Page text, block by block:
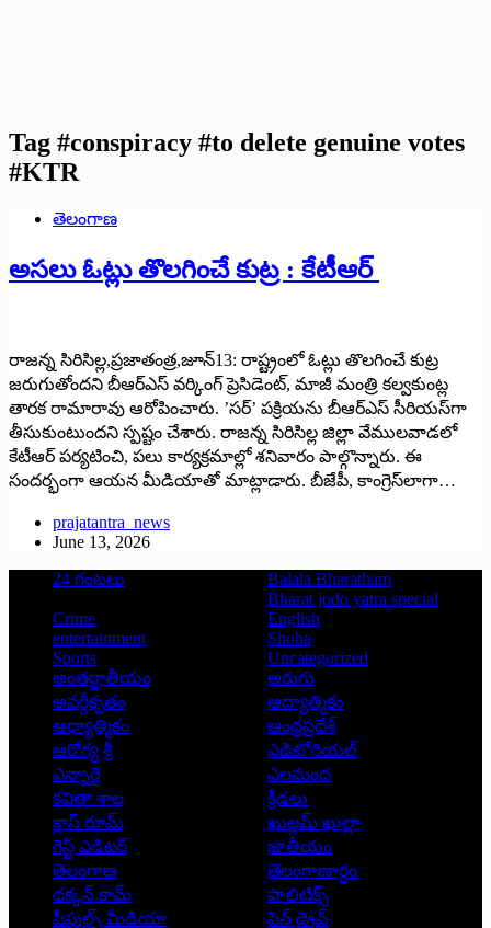
Tag #conspiracy #to delete genuine votes
#KTR
తెలంగాణ
అసలు ఓట్లు తొలగించే కుట్ర : కేటీఆర్‌ ‌
‌రాజన్న సిరిసిల్ల,ప్రజాతంత్ర,జూన్‌13: ‌రాష్ట్రంలో ఓట్లు తొలగించే కుట్ర
జరుగుతోందని బీఆర్‌ఎస్‌ ‌వర్కింగ్‌ ‌ప్రెసిడెంట్‌, ‌మాజీ మంత్రి కల్వకుంట్ల
తారక రామారావు ఆరోపించారు. ’సర్‌’ ‌పక్రియను బీఆర్‌ఎస్‌ ‌సీరియస్‌గా
తీసుకుంటుందని స్పష్టం చేశారు. రాజన్న సిరిసిల్ల జిల్లా వేములవాడలో
కేటీఆర్‌ ‌పర్యటించి, పలు కార్యక్రమాల్లో శనివారం పాల్గొన్నారు. ఈ
సందర్భంగా ఆయన మీడియాతో మాట్లాడారు. బీజేపీ, కాంగ్రెస్‌లాగా…
prajatantra_news
June 13, 2026
24 గంటలు
Balala Bharatham
Bharat jodo yatra special
Crime
English
entertainment
Shoba
Sports
Uncategorized
అంతర్జాతీయం
అరుగు
అవర్గీకృతం
ఆద్యాత్మికం
ఆధ్యాత్మికం
ఆంధ్రప్రదేశ్
ఆరోగ్య శ్రీ
ఎడిటోరియల్
ఎన్నారై
ఎలమంద
కవితా శాల
క్రీడలు
క్లాస్ రూమ్
ఖుల్లమ్ ఖుల్లా
గెస్ట్ ఎడిటర్
జాతీయం
తెలంగాణ
తెలంగాణార్థం
దక్కన్.కామ్
పాలిటిక్స్
పీపుల్స్ ‌మీడియా
పెన్ డ్రైవ్